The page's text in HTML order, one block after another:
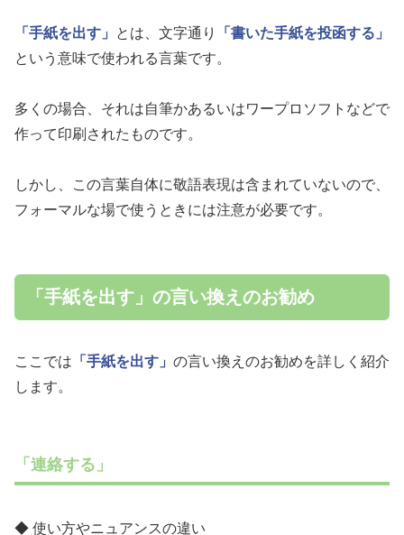
「手紙を出す」 とは、文字通り
「書いた手紙を投函する」
という意味で使われる言葉です。
多くの場合、それは自筆かあるいはワープロソフトなどで
作って印刷されたものです。
しかし、この言葉自体に敬語表現は含まれていないので、
フォーマルな場で使うときには注意が必要です。
「手紙を出す」の言い換えのお勧め
ここでは 「手紙を出す」 の言い換えのお勧めを詳しく紹介
します。
「連絡する」
◆ 使い方やニュアンスの違い